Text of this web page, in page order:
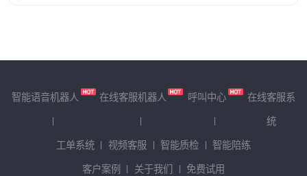
智能语音机器人 在线客服机器人 呼叫中心
在线客服系
统
工单系统
视频客服 智能质检
智能陪练
客户案例
关于我们 免费试用